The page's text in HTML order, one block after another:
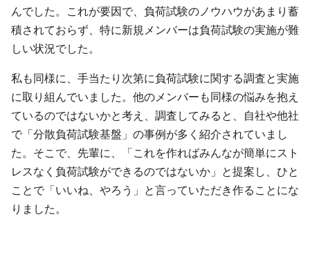
んでした。これが要因で、負荷試験のノウハウがあまり蓄
積されておらず、特に新規メンバーは負荷試験の実施が難
しい状況でした。
私も同様に、手当たり次第に負荷試験に関する調査と実施
に取り組んでいました。他のメンバーも同様の悩みを抱え
ているのではないかと考え、調査してみると、自社や他社
で「分散負荷試験基盤」の事例が多く紹介されていまし
た。そこで、先輩に、「これを作ればみんなが簡単にスト
レスなく負荷試験ができるのではないか」と提案し、ひと
ことで「いいね、やろう」と言っていただき作ることにな
りました。